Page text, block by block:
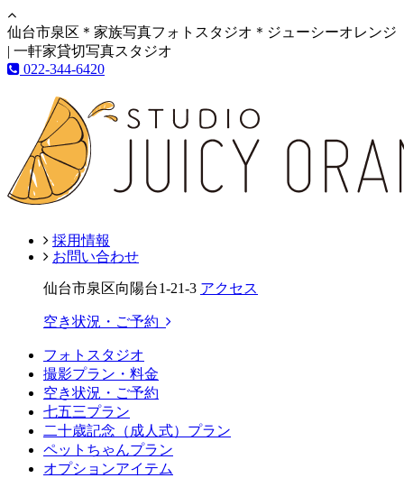
仙台市泉区＊家族写真フォトスタジオ＊ジューシーオレンジ
| 一軒家貸切写真スタジオ
022-344-6420
採用情報
お問い合わせ
仙台市泉区向陽台1-21-3 アクセス
空き状況・ご予約
フォトスタジオ
撮影プラン・料金
空き状況・ご予約
七五三プラン
二十歳記念（成人式）プラン
ペットちゃんプラン
オプションアイテム